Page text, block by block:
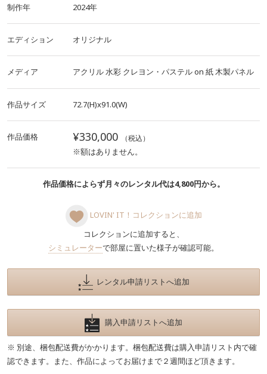
制作年 2024年
エディション オリジナル
メディア アクリル水彩 クレヨン・パステルon 紙木製パネル
作品サイズ 72.7(H)x91.0(W)
作品価格 ¥330,000 （税込）
※額はありません。
作品価格によらず月々のレンタル代は4,800円から。
LOVIN' IT！コレクションに追加
コレクションに追加すると、
シミュレーターで部屋に置いた様子が確認可能。
レンタル申請リストへ追加
購入申請リストへ追加
※ 別途、梱包配送費がかかります。梱包配送費は購入申請リスト内で確
認できます。また、作品によってお届けまで２週間ほど頂きます。